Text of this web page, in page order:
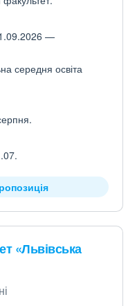
—
середня освіта
«Львівська